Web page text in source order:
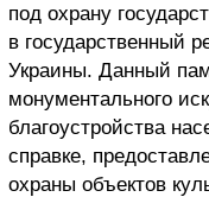
под охрану
в государственный
Украины. Данный
монументального
благоустройства
справке,
охраны объектов